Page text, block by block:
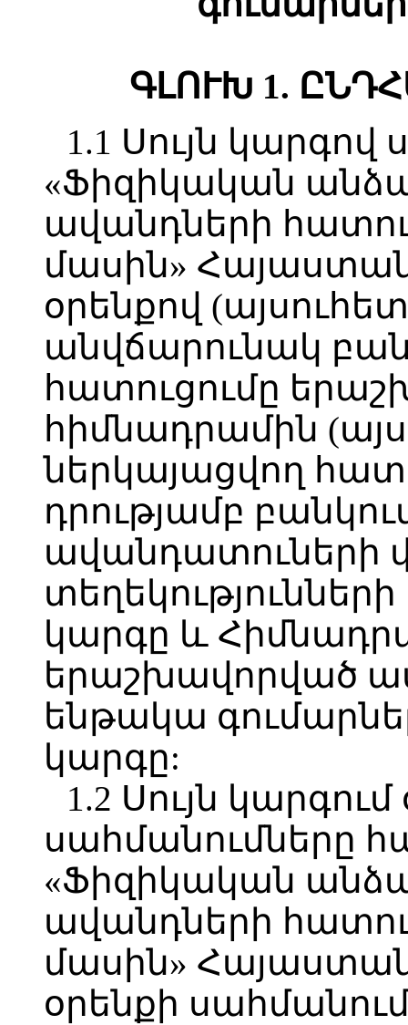
ԳԼՈՒԽ 1.
1.1 Սույն կարգով
«Ֆիզիկական
ավանդների
մասին»
օրենքով
անվճարունակ
հատուցումը
հիմնադրամին
ներկայացվող
դրությամբ
ավանդատուների
կարգը և
երաշխավորված
ենթակա
կարգը:
1.2 Սույն
սահմանումները
«Ֆիզիկական
ավանդների
մասին»
օրենքի